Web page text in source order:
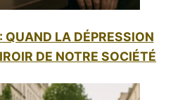
QUAND LA DÉPRESSION
DE NOTRE SOCIÉTÉ